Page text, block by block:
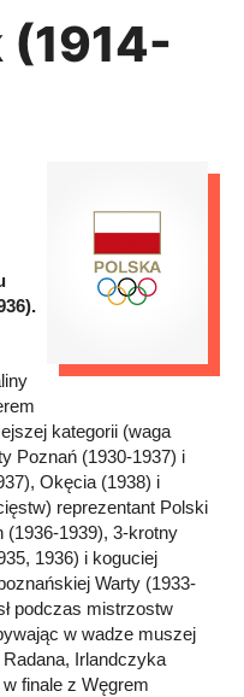
(1914-
kategorii (waga
Poznań (1930-1937) i
Okęcia (1938) i
reprezentant Polski
1939), 3-krotny
1936) i koguciej
Warty (1933-
podczas mistrzostw
w wadze muszej
Irlandczyka
finale z Węgrem